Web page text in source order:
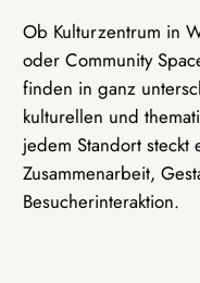
Ob Kulturzentrum in
oder Community
finden in ganz
kulturellen und
jedem Standort steckt
Zusammenarbeit,
Besucherinteraktion.